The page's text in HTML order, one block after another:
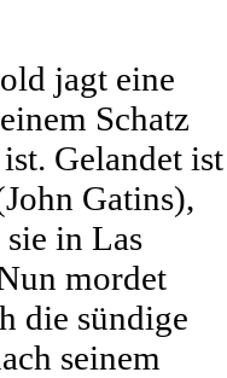
jagt eine
Schatz
Gelandet ist
Gatins),
in Las
mordet
die sündige
seinem